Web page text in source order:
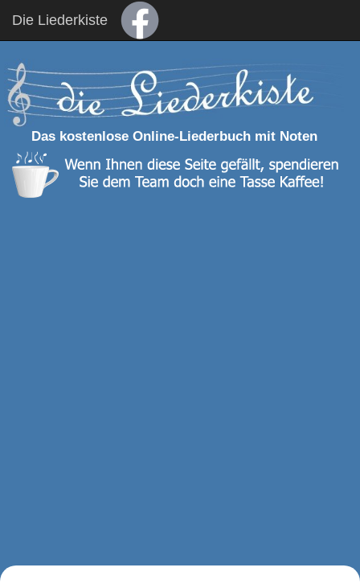
Die Liederkiste
Das kostenlose Online-Liederbuch mit Noten